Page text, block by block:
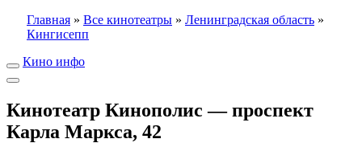
Главная » Все кинотеатры » Ленинградская область »
Кингисепп
Кино инфо
Кинотеатр Кинополис — проспект
Карла Маркса, 42